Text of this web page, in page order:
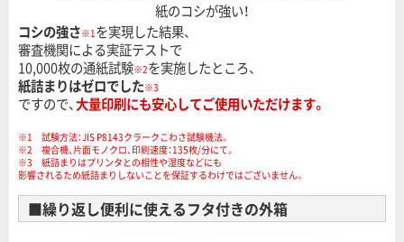
紙のコシが強い！
コシの強さ※1を実現した結果、
審査機関による実証テストで
10,000枚の通紙試験※2を実施したところ、
紙詰まりはゼロでした※3
ですので、大量印刷にも安心してご使用いただけます。
※1 試験方法：JIS P8143クラークこわさ試験機法。
※2 複合機、片面モノクロ、印刷速度：135枚/分にて。
※3 紙詰まりはプリンタとの相性や湿度などにも
影響されるため紙詰まりしないことを保証するわけではございません。
■繰り返し便利に使えるフタ付きの外箱